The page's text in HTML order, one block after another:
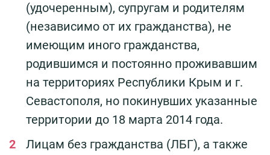
(удочеренным), супругам и родителям
(независимо от их гражданства), не
имеющим иного гражданства,
родившимся и постоянно проживавшим
на территориях Республики Крым и г.
Севастополя, но покинувших указанные
территории до 18 марта 2014 года.
Лицам без гражданства (ЛБГ), а также